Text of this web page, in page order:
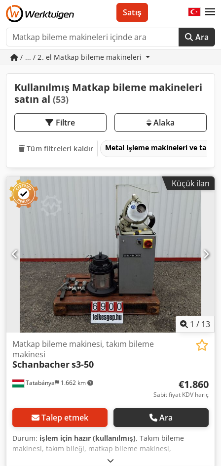
Ara
Satış
/ ... / 2. el Matkap bileme makineleri
Kullanılmış Matkap bileme makineleri
satın al (53)
Filtre Alaka
Tüm filtreleri kaldır Metal işleme makineleri ve
Küçük ilan
1 / 13
Tatabánya 1.662 km
Matkap bileme makinesi, takım bileme
makinesi
Schanbachers3-50
€1.860
Sabit fiyat KDV hariç
Talep etmek Ara
Durum: işlem için hazır (kullanılmış), Takım bileme
makinesi, takım bileği, matkap bileme makinesi,
Schanbacher S3-50 Üretici: Schanbacher Model: S3-50 Yıl: